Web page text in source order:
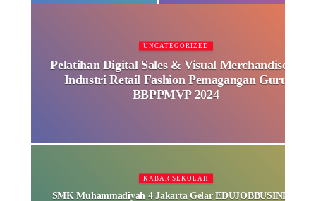
UNCATEGORIZED
Pelatihan Digital Sales & Visual Merchandise di
Industri Retail Fashion Pemagangan Guru
BBPPMVP 2024
KABAR SEKOLAH
SMK Muhammadiyah 4 Jakarta Gelar EDUJOBBUSINESS